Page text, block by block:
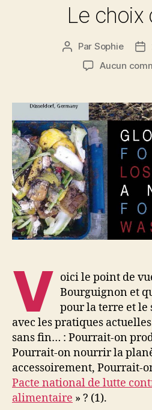
Le choix
Auteur
l’article
Par Sophie
Aucun
V oici le point de
Bourguignon et
pour la terre et le
avec les pratiques
sans fin… : Pourrait-on
Pourrait-on nourrir la
accessoirement, Pourrait-
Pacte national de lutte
alimentaire » ? (1).